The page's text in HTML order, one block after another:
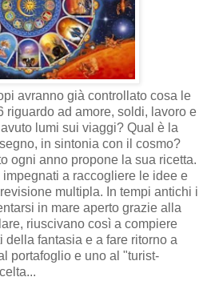
avranno già controllato cosa le
riguardo ad amore, soldi, lavoro e
lumi sui viaggi? Qual è la
in sintonia con il cosmo?
ogni anno propone la sua ricetta.
a raccogliere le idee e
multipla. In tempi antichi i
in mare aperto grazie alla
riuscivano così a compiere
fantasia e a fare ritorno a
portafoglio e uno al "turist-